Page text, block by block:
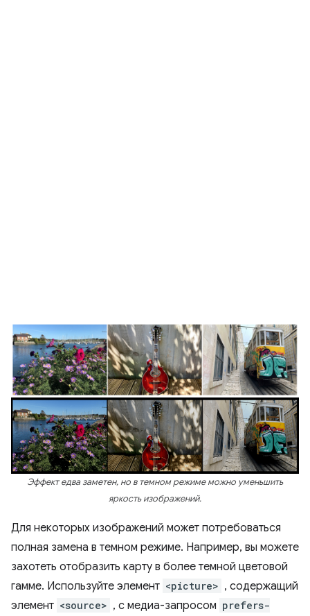
Эффект едва заметен, но в темном режиме можно уменьшить
яркость изображений.
Для некоторых изображений может потребоваться
полная замена в темном режиме. Например, вы можете
захотеть отобразить карту в более темной цветовой
гамме. Используйте элемент <picture> , содержащий
элемент <source> , с медиа-запросом prefers-